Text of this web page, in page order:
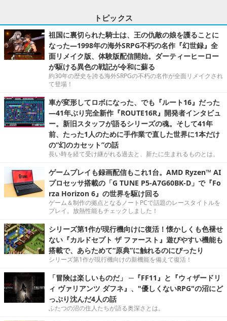
トピックス
祖国に裏切られた騎士は、王の仇敵の娘を護ることに
なった―1998年の海外SRPG不朽の名作『幻世録』全
面リメイク版、体験版配信開始。ダーティーヒーロー
が駆ける異色の戦記が令和に蘇る
約30年の歴史を誇る海外SRPGの不朽の名作が全面リメイクされ
て登場！
車が変形してロボになった、でも『ルート16』だった
―41年ぶり完全新作『ROUTE16R』開発者インタビュ
ー。新旧スタッフが語るシリーズの魂。そして41年
前、たった1人のために手作業で直した世界に1本だけ
の“幻のカセット”の話
長い時を経て受け継がれる過去と、新たに生まれるものとは。
ゲームプレイも録画配信もこれ1台。AMD Ryzen™ AI
プロセッサ搭載の「G TUNE P5-A7G60BK-D」で『Fo
rza Horizon 6』の世界を駆け回る
ゲーム＆制作の拠点となるノートPCで話題のレースタイトルを
プレイ。放熱性能もチェックしました！
シリーズ第1作が現行機向けに復活！懐かしくも色褪せ
ない『カルドセプト ザ ファースト』遊びやすい機能も
搭載で、あらためて“原典”に触れるのにぴったり
シリーズ第1作が現行機向けの新機能を備えて復活！
「冒険は楽しいものだ」 ─『FF11』と『ウィザードリ
ィ ヴァリアンツ ダフネ』、"優しくないRPG"の沼にど
っぷり沈んだ4人の話
ふたつの沼の住人たちが語る奥深さとは。